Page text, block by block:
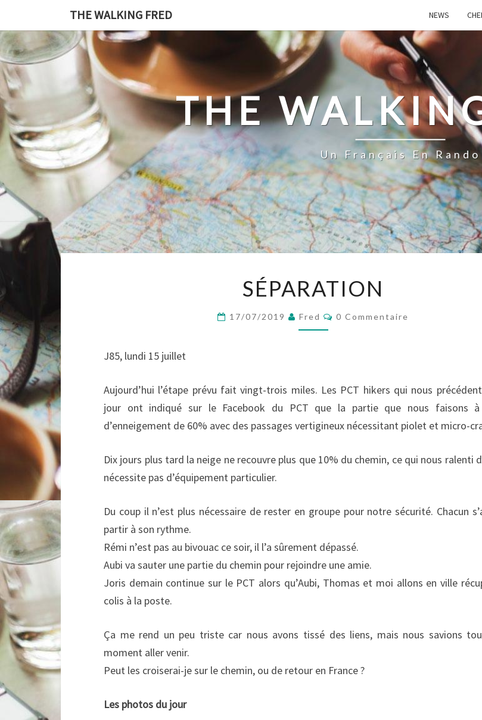
content
THE WALKING FRED NEWS
THE
Un Français En Rando
SÉPARATION
17/07/2019 Fred Commentaires
0 Commentaire
J85, lundi 15 juillet
Aujourd’hui l’étape prévu fait vingt-trois miles. Les PCT hikers qui nous
jour ont indiqué sur le Facebook du PCT que la partie que nous faisons
d’enneigement de 60% avec des passages vertigineux nécessitant piolet et micro-
Dix jours plus tard la neige ne recouvre plus que 10% du chemin, ce qui nous ralenti
nécessite pas d’équipement particulier.
Du coup il n’est plus nécessaire de rester en groupe pour notre sécurité. Chacun
partir à son rythme.
Rémi n’est pas au bivouac ce soir, il l’a sûrement dépassé.
Aubi va sauter une partie du chemin pour rejoindre une amie.
Joris demain continue sur le PCT alors qu’Aubi, Thomas et moi allons en ville
colis à la poste.
Ça me rend un peu triste car nous avons tissé des liens, mais nous savions
moment aller venir.
Peut les croiserai-je sur le chemin, ou de retour en France ?
Les photos du jour